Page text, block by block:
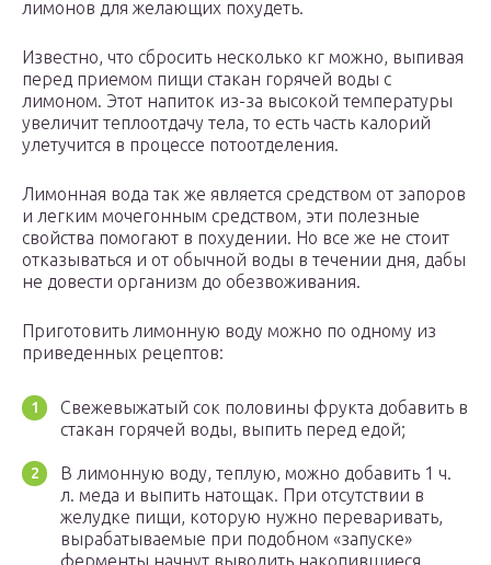
лимонов для желающих похудеть.
Известно, что сбросить несколько кг можно, выпивая
перед приемом пищи стакан горячей воды с
лимоном. Этот напиток из-за высокой температуры
увеличит теплоотдачу тела, то есть часть калорий
улетучится в процессе потоотделения.
Лимонная вода так же является средством от запоров
и легким мочегонным средством, эти полезные
свойства помогают в похудении. Но все же не стоит
отказываться и от обычной воды в течении дня, дабы
не довести организм до обезвоживания.
Приготовить лимонную воду можно по одному из
приведенных рецептов:
Свежевыжатый сок половины фрукта добавить в
стакан горячей воды, выпить перед едой;
В лимонную воду, теплую, можно добавить 1 ч.
л. меда и выпить натощак. При отсутствии в
желудке пищи, которую нужно переваривать,
вырабатываемые при подобном «запуске»
ферменты начнут выводить накопившиеся